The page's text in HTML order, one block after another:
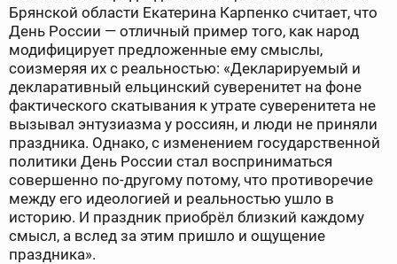
Брянской области Екатерина Карпенко считает, что
День России — отличный пример того, как народ
модифицирует предложенные ему смыслы,
соизмеряя их с реальностью: «Декларируемый и
декларативный ельцинский суверенитет на фоне
фактического скатывания к утрате суверенитета не
вызывал энтузиазма у россиян, и люди не приняли
праздника. Однако, с изменением государственной
политики День России стал восприниматься
совершенно по-другому потому, что противоречие
между его идеологией и реальностью ушло в
историю. И праздник приобрёл близкий каждому
смысл, а вслед за этим пришло и ощущение
праздника».